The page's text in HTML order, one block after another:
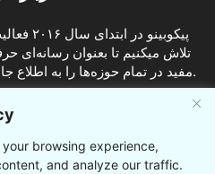
browsing experience,
and analyze our traffic.
تلاش میکنیم تا بعنوان رسانه‌ای
مفید در تمام حوزه‌ها را به اطلاع جامعه فارسی‌زبان کانادا برسانیم.
ما را